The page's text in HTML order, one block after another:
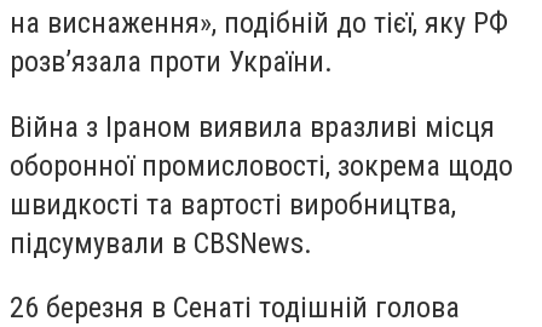
на виснаження», подібній до тієї, яку РФ
розв’язала проти України.
Війна з Іраном виявила вразливі місця
оборонної промисловості, зокрема щодо
швидкості та вартості виробництва,
підсумували в CBSNews.
26 березня в Сенаті тодішній голова